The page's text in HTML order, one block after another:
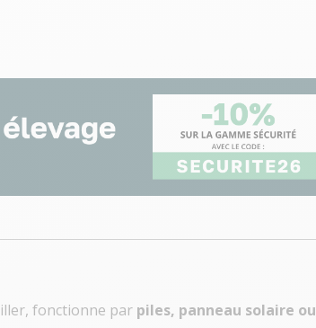
fonctionne par piles, panneau solaire ou